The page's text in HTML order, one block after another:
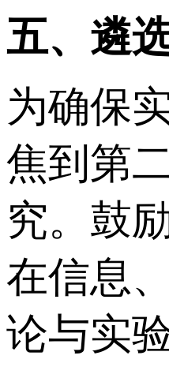
五、遴
为确保
焦到第
究。鼓
在信息
论与实